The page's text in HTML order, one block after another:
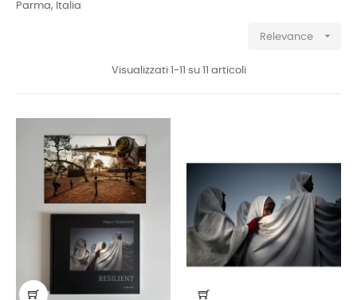
Parma, Italia
Relevance 
Visualizzati 1-11 su 11 articoli